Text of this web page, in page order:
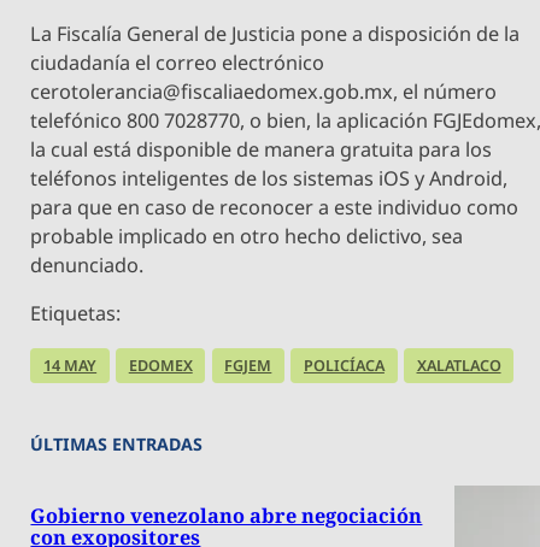
La Fiscalía General de Justicia pone a disposición de la
ciudadanía el correo electrónico
cerotolerancia@fiscaliaedomex.gob.mx, el número
telefónico 800 7028770, o bien, la aplicación
la cual está disponible de manera gratuita para los
teléfonos inteligentes de los sistemas iOS y Android,
para que en caso de reconocer a este individuo como
probable implicado en otro hecho delictivo, sea
denunciado.
Etiquetas:
14 MAY EDOMEX FGJEM POLICÍACA XALATLACO
ÚLTIMAS ENTRADAS
Gobierno venezolano abre negociación
con exopositores